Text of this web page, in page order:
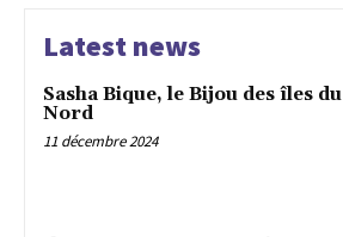
Latest news
Sasha Bique, le Bijou des îles du
Nord
11 décembre 2024